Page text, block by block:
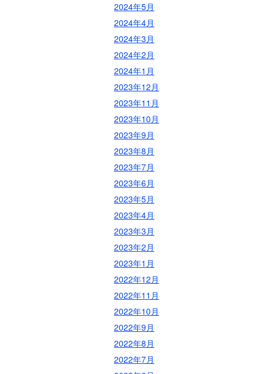
2024年5月
2024年4月
2024年3月
2024年2月
2024年1月
2023年12月
2023年11月
2023年10月
2023年9月
2023年8月
2023年7月
2023年6月
2023年5月
2023年4月
2023年3月
2023年2月
2023年1月
2022年12月
2022年11月
2022年10月
2022年9月
2022年8月
2022年7月